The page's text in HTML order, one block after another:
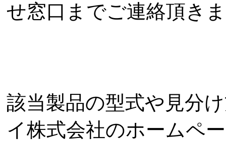
せ窓口までご連絡頂き
該当製品の型式や見分
イ株式会社のホームペ